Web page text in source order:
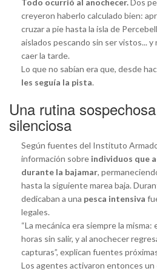
creyeron haberlo calculado bien:
cruzar a pie hasta la isla de
aislados pescando sin ser vistos...
caer la tarde.
Lo que no sabían era que, desde
les seguía la pista.
Una rutina
silenciosa
Según fuentes del Instituto
información sobre individuos que
durante la bajamar,
hasta la siguiente marea baja.
dedicaban a una pesca intensiva
legales.
“La mecánica era siempre la
horas sin salir, y al anochecer
capturas”, explican fuentes
Los agentes activaron entonces un